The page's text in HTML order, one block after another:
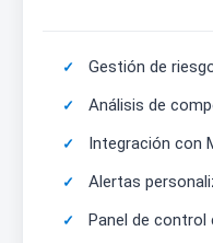
Gestión de
Análisis de
Integración con
Alertas
Panel de control